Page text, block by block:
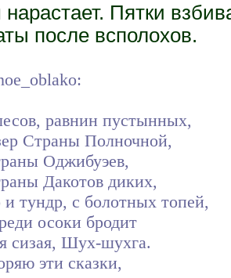
нарастает. Пятки
после всполохов.
равнин пустынных,
Страны Полночной,
Оджибуэев,
Дакотов диких,
и тундр, с болотных топей,
осоки бродит
сизая, Шух-шухга.
эти сказки,